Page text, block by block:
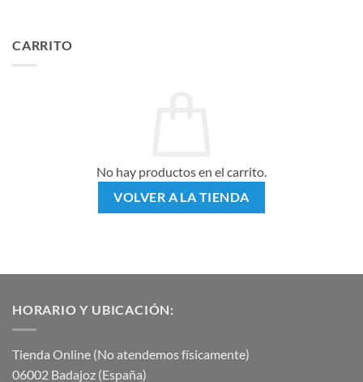
CARRITO
No hay productos en el carrito.
VOLVER A LA TIENDA
HORARIO Y UBICACIÓN:
Tienda Online (No atendemos físicamente)
06002 Badajoz (España)